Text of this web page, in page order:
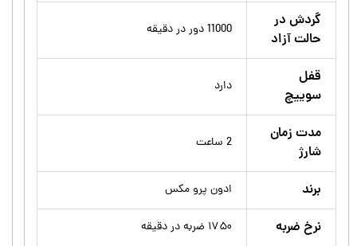
گردش در
حالت آزاد
11000 دور در دقیقه
قفل
سوییچ
دارد
مدت زمان
شارژ
2 ساعت
برند ادون پرو مکس
نرخ ضربه ۱۷۵۰ ضربه در دقیقه